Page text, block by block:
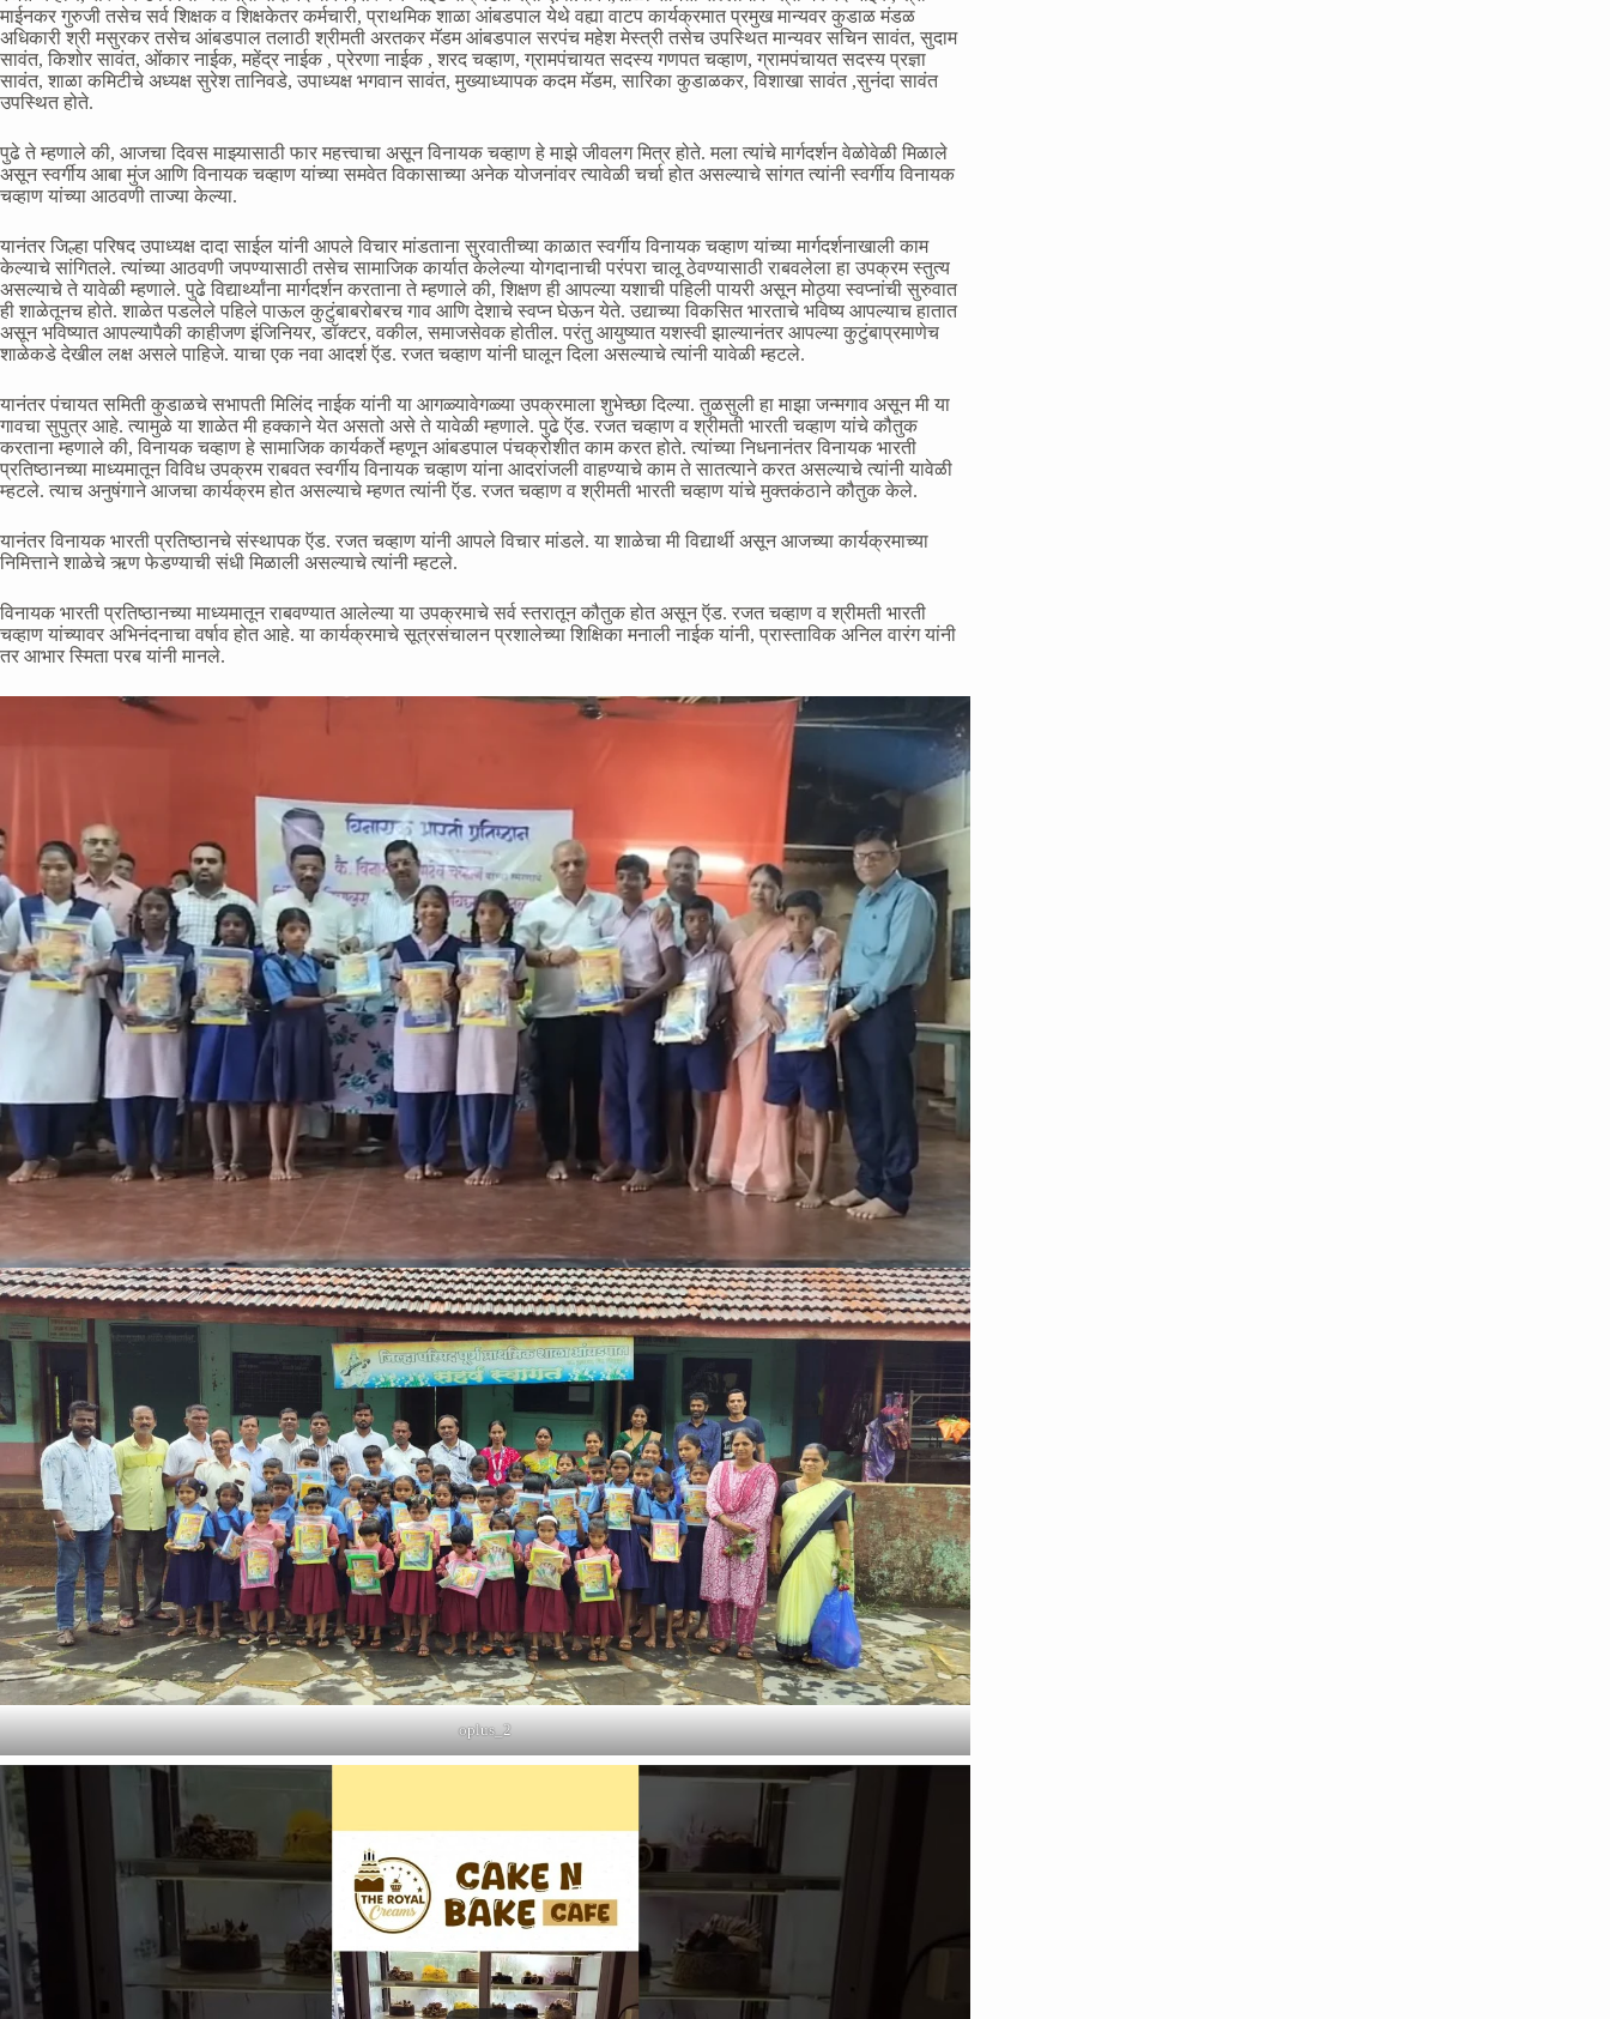
माईनकर गुरुजी तसेच सर्व शिक्षक व शिक्षकेतर कर्मचारी, प्राथमिक शाळा आंबडपाल येथे वह्या वाटप कार्यक्रमात प्रमुख मान्यवर कुडाळ मंडळ
अधिकारी श्री मसुरकर तसेच आंबडपाल तलाठी श्रीमती अरतकर मॅडम आंबडपाल सरपंच महेश मेस्त्री तसेच उपस्थित मान्यवर सचिन सावंत, सुदाम
सावंत, किशोर सावंत, ओंकार नाईक, महेंद्र नाईक , प्रेरणा नाईक , शरद चव्हाण, ग्रामपंचायत सदस्य गणपत चव्हाण, ग्रामपंचायत सदस्य प्रज्ञा
सावंत, शाळा कमिटीचे अध्यक्ष सुरेश तानिवडे, उपाध्यक्ष भगवान सावंत, मुख्याध्यापक कदम मॅडम, सारिका कुडाळकर, विशाखा सावंत ,सुनंदा सावंत
उपस्थित होते.
पुढे ते म्हणाले की, आजचा दिवस माझ्यासाठी फार महत्त्वाचा असून विनायक चव्हाण हे माझे जीवलग मित्र होते. मला त्यांचे मार्गदर्शन वेळोवेळी मिळाले
असून स्वर्गीय आबा मुंज आणि विनायक चव्हाण यांच्या समवेत विकासाच्या अनेक योजनांवर त्यावेळी चर्चा होत असल्याचे सांगत त्यांनी स्वर्गीय विनायक
चव्हाण यांच्या आठवणी ताज्या केल्या.
यानंतर जिल्हा परिषद उपाध्यक्ष दादा साईल यांनी आपले विचार मांडताना सुरवातीच्या काळात स्वर्गीय विनायक चव्हाण यांच्या मार्गदर्शनाखाली काम
केल्याचे सांगितले. त्यांच्या आठवणी जपण्यासाठी तसेच सामाजिक कार्यात केलेल्या योगदानाची परंपरा चालू ठेवण्यासाठी राबवलेला हा उपक्रम स्तुत्य
असल्याचे ते यावेळी म्हणाले. पुढे विद्यार्थ्यांना मार्गदर्शन करताना ते म्हणाले की, शिक्षण ही आपल्या यशाची पहिली पायरी असून मोठ्या स्वप्नांची सुरुवात
ही शाळेतूनच होते. शाळेत पडलेले पहिले पाऊल कुटुंबाबरोबरच गाव आणि देशाचे स्वप्न घेऊन येते. उद्याच्या विकसित भारताचे भविष्य आपल्याच हातात
असून भविष्यात आपल्यापैकी काहीजण इंजिनियर, डॉक्टर, वकील, समाजसेवक होतील. परंतु आयुष्यात यशस्वी झाल्यानंतर आपल्या कुटुंबाप्रमाणेच
शाळेकडे देखील लक्ष असले पाहिजे. याचा एक नवा आदर्श ऍड. रजत चव्हाण यांनी घालून दिला असल्याचे त्यांनी यावेळी म्हटले.
यानंतर पंचायत समिती कुडाळचे सभापती मिलिंद नाईक यांनी या आगळ्यावेगळ्या उपक्रमाला शुभेच्छा दिल्या. तुळसुली हा माझा जन्मगाव असून मी या
गावचा सुपुत्र आहे. त्यामुळे या शाळेत मी हक्काने येत असतो असे ते यावेळी म्हणाले. पुढे ऍड. रजत चव्हाण व श्रीमती भारती चव्हाण यांचे कौतुक
करताना म्हणाले की, विनायक चव्हाण हे सामाजिक कार्यकर्ते म्हणून आंबडपाल पंचक्रोशीत काम करत होते. त्यांच्या निधनानंतर विनायक भारती
प्रतिष्ठानच्या माध्यमातून विविध उपक्रम राबवत स्वर्गीय विनायक चव्हाण यांना आदरांजली वाहण्याचे काम ते सातत्याने करत असल्याचे त्यांनी यावेळी
म्हटले. त्याच अनुषंगाने आजचा कार्यक्रम होत असल्याचे म्हणत त्यांनी ऍड. रजत चव्हाण व श्रीमती भारती चव्हाण यांचे मुक्तकंठाने कौतुक केले.
यानंतर विनायक भारती प्रतिष्ठानचे संस्थापक ऍड. रजत चव्हाण यांनी आपले विचार मांडले. या शाळेचा मी विद्यार्थी असून आजच्या कार्यक्रमाच्या
निमित्ताने शाळेचे ऋण फेडण्याची संधी मिळाली असल्याचे त्यांनी म्हटले.
विनायक भारती प्रतिष्ठानच्या माध्यमातून राबवण्यात आलेल्या या उपक्रमाचे सर्व स्तरातून कौतुक होत असून ऍड. रजत चव्हाण व श्रीमती भारती
चव्हाण यांच्यावर अभिनंदनाचा वर्षाव होत आहे. या कार्यक्रमाचे सूत्रसंचालन प्रशालेच्या शिक्षिका मनाली नाईक यांनी, प्रास्ताविक अनिल वारंग यांनी
तर आभार स्मिता परब यांनी मानले.
oplus_2